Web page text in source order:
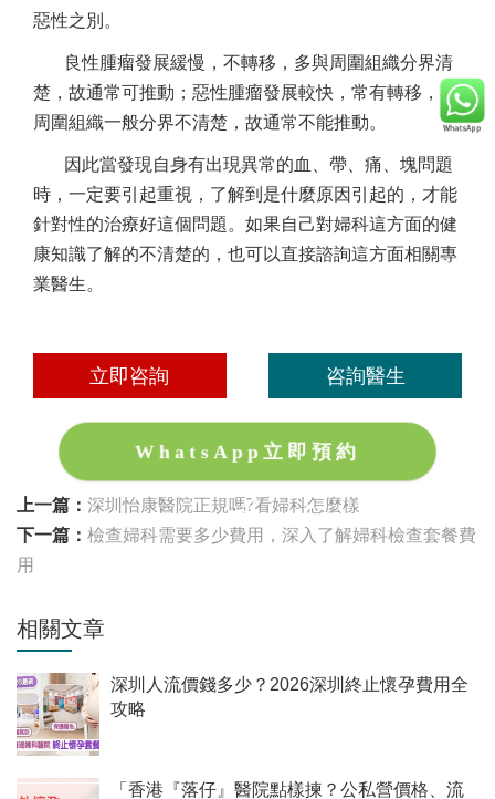
惡性之別。
良性腫瘤發展緩慢，不轉移，多與周圍組織分界清
楚，故通常可推動；惡性腫瘤發展較快，常有轉移，與
周圍組織一般分界不清楚，故通常不能推動。
因此當發現自身有出現異常的血、帶、痛、塊問題
時，一定要引起重視，了解到是什麼原因引起的，才能
針對性的治療好這個問題。如果自己對婦科這方面的健
康知識了解的不清楚的，也可以直接諮詢這方面相關專
業醫生。
立即咨詢 咨詢醫生
WhatsApp立即預約
上一篇： 深圳怡康醫院正規嗎?看婦科怎麼樣
下一篇： 檢查婦科需要多少費用，深入了解婦科檢查套餐費
用
相關文章
深圳人流價錢多少？2026深圳終止懷孕費用全
攻略
「香港『落仔』醫院點樣揀？公私營價格、流